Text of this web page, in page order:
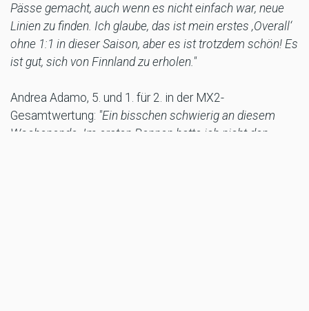
Pässe gemacht, auch wenn es nicht einfach war, neue
Linien zu finden. Ich glaube, das ist mein erstes ‚Overall‘
ohne 1:1 in dieser Saison, aber es ist trotzdem schön! Es
ist gut, sich von Finnland zu erholen."
Andrea Adamo, 5. und 1. für 2. in der MX2-
Gesamtwertung: "Ein bisschen schwierig an diesem
Wochenende. Im ersten Rennen hatte ich nicht den